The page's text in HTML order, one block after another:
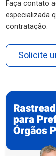
Faça contato
especializada
contratação.
Solicite